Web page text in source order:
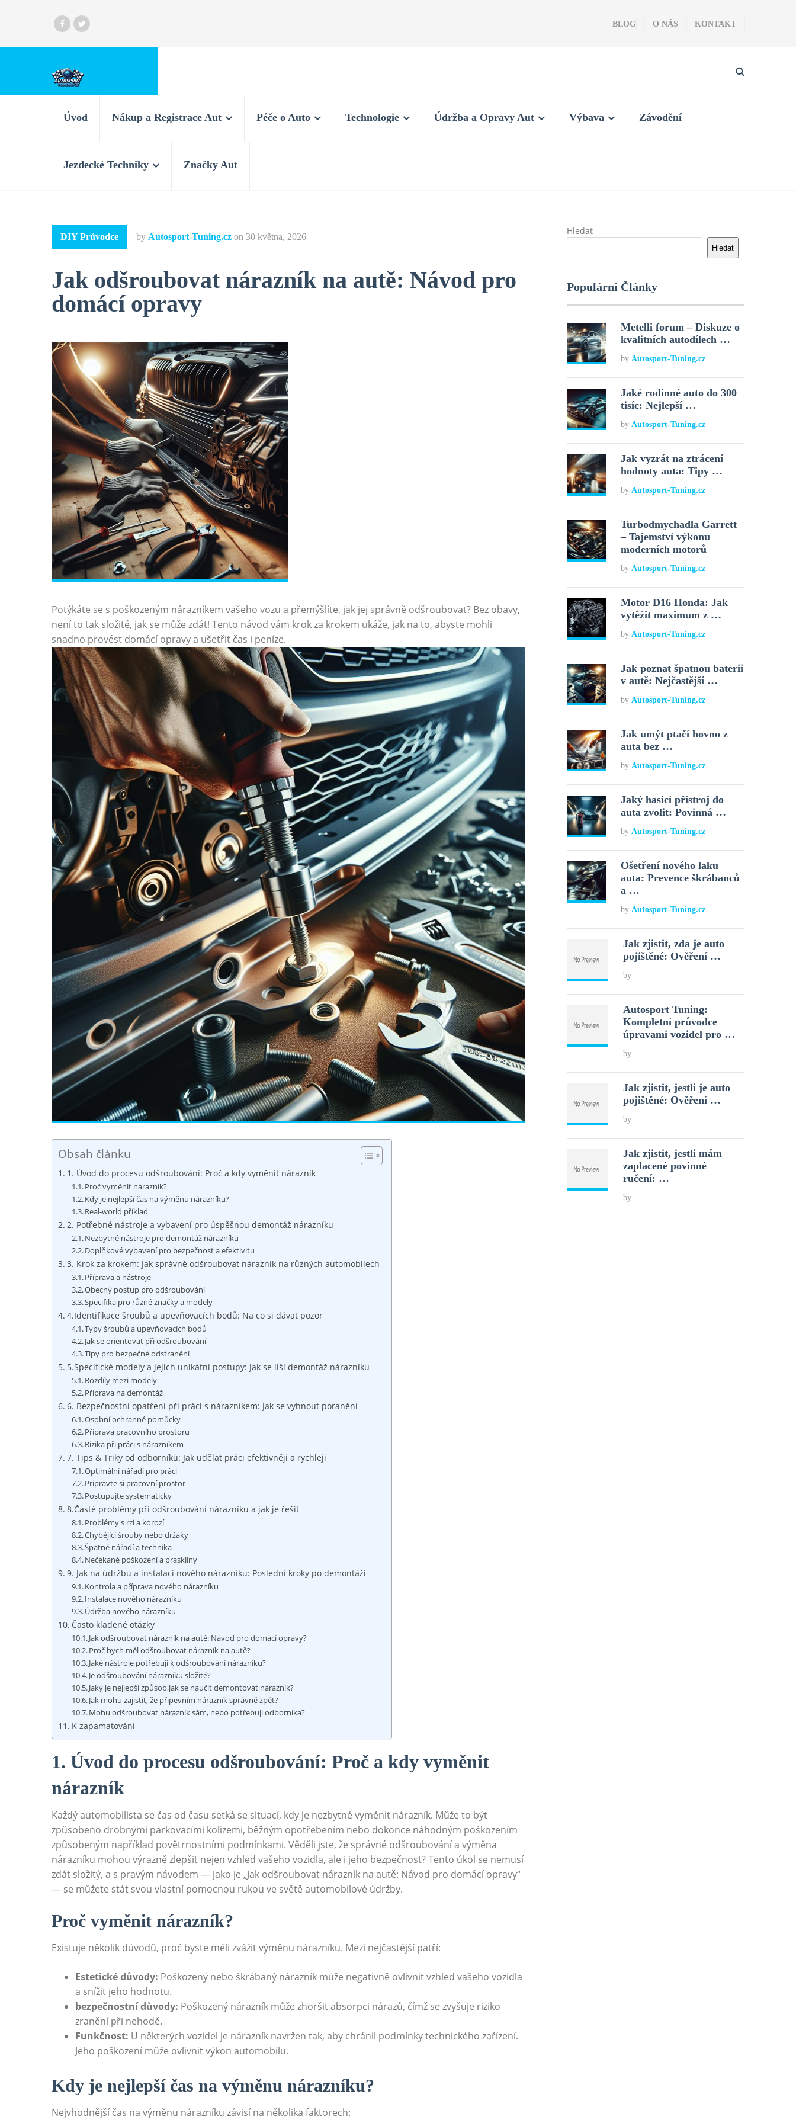
BLOG O NÁS KONTAKT
Úvod Nákup a Registrace Aut Péče o Auto Technologie Údržba a Opravy Aut Výbava Závodění
Jezdecké Techniky Značky Aut
DIY Průvodce by Autosport-Tuning.cz on 30 května, 2026
Jak odšroubovat nárazník na autě: Návod pro
domácí opravy
Potýkáte se s poškozeným nárazníkem vašeho vozu⁢ a přemýšlíte,‌ jak‍ jej⁢ správně odšroubovat? Bez‌ obavy,
není to tak složité,​ jak ⁣se může zdát! Tento návod⁤ vám krok za krokem ukáže, ⁤jak na​ to,⁤ abyste mohli
‌snadno provést ⁤domácí ‌opravy ⁣a ušetřit čas i‍ peníze.
Obsah článku
1. ​Úvod do procesu odšroubování: Proč a kdy vyměnit nárazník
Proč vyměnit nárazník?
Kdy je nejlepší⁢ čas na výměnu nárazníku?
Real-world příklad
2. Potřebné ‌nástroje a vybavení pro úspěšnou demontáž ⁢nárazníku
Nezbytné ⁤nástroje pro demontáž nárazníku
Doplňkové vybavení pro bezpečnost‍ a efektivitu
3. Krok za krokem: Jak správně ⁣odšroubovat nárazník na⁤ různých automobilech
Příprava a nástroje
Obecný postup pro odšroubování
Specifika pro‌ různé značky a modely
4.Identifikace​ šroubů a upevňovacích bodů: Na co⁢ si dávat pozor
Typy šroubů a ‌upevňovacích bodů
Jak se⁤ orientovat‍ při ⁣odšroubování
Tipy pro bezpečné odstranění
5.Specifické modely a jejich unikátní postupy: Jak se liší⁤ demontáž‌ nárazníku
Rozdíly mezi modely
Příprava‍ na demontáž
6. Bezpečnostní opatření ​při práci s nárazníkem:⁢ Jak se vyhnout poranění
Osobní ochranné pomůcky
Příprava pracovního ‍prostoru
Rizika při práci‍ s ⁣nárazníkem
7. Tips & Triky od odborníků: Jak udělat práci ‌efektivněji a rychleji
Optimální nářadí pro⁢ práci
Pripravte si⁢ pracovní prostor
Postupujte systematicky
8.Časté problémy ⁢při odšroubování nárazníku‍ a ‍jak​ je řešit
Problémy s rzi a korozí
Chybějící šrouby nebo‌ držáky
Špatné nářadí ⁢a technika
Nečekané poškození a praskliny
9. Jak na údržbu a instalaci nového nárazníku: Poslední kroky po demontáži
Kontrola a příprava nového nárazníku
Instalace nového nárazníku
Údržba nového nárazníku
Často kladené ⁣otázky
Jak odšroubovat nárazník na autě: Návod pro domácí opravy?
Proč bych měl odšroubovat‌ nárazník‍ na autě?
Jaké nástroje potřebuji k odšroubování nárazníku?
Je odšroubování nárazníku složité?
Jaký je nejlepší způsob,jak se naučit demontovat nárazník?
Jak mohu​ zajistit, že připevním nárazník správně zpět?
Mohu odšroubovat nárazník sám,‍ nebo potřebuji odborníka?
K zapamatování
1. ​Úvod do procesu odšroubování: Proč a kdy vyměnit
nárazník
Každý automobilista​ se čas od času setká ⁤se situací, kdy je nezbytné vyměnit nárazník. Může to být
způsobeno​ drobnými parkovacími⁢ kolizemi, běžným opotřebením nebo dokonce náhodným poškozením
způsobeným ‌například povětrnostními‌ podmínkami. Věděli ‍jste, že správné odšroubování a výměna
nárazníku​ mohou výrazně zlepšit⁢ nejen vzhled‍ vašeho vozidla, ale i jeho bezpečnost? ⁣Tento úkol se nemusí
zdát složitý, a s pravým návodem — ​jako je „Jak odšroubovat nárazník ‌na autě: Návod pro domácí ⁣opravy“
— se můžete stát svou vlastní pomocnou rukou ve světě automobilové ⁢údržby.
Proč vyměnit nárazník?
Existuje několik⁢ důvodů, proč byste​ měli zvážit výměnu nárazníku. Mezi nejčastější patří:
Estetické důvody: Poškozený‍ nebo škrábaný nárazník může⁢ negativně ovlivnit vzhled vašeho vozidla
a snížit​ jeho hodnotu.
bezpečnostní důvody: Poškozený nárazník může zhoršit⁢ absorpci nárazů, čímž se zvyšuje riziko
zranění při ⁤nehodě.
Funkčnost: U některých vozidel je nárazník ‍navržen tak, aby ⁢chránil podmínky technického ‍zařízení. ​
Jeho poškození může ovlivnit výkon ⁤automobilu.
Kdy je nejlepší⁢ čas na výměnu nárazníku?
Nejvhodnější čas na výměnu ​nárazníku závisí na několika⁣ faktorech:
Hledat
Hledat
Populární Články
Metelli forum – Diskuze o
kvalitních autodílech …
byAutosport-Tuning.cz
Jaké rodinné auto do 300
tisíc: Nejlepší …
byAutosport-Tuning.cz
Jak vyzrát na ztrácení
hodnoty auta: Tipy …
byAutosport-Tuning.cz
Turbodmychadla Garrett
– Tajemství výkonu
moderních motorů
byAutosport-Tuning.cz
Motor D16 Honda: Jak
vytěžit maximum z …
byAutosport-Tuning.cz
Jak poznat špatnou baterii
v autě: Nejčastější …
byAutosport-Tuning.cz
Jak umýt ptačí hovno z
auta bez …
byAutosport-Tuning.cz
Jaký hasicí přístroj do
auta zvolit: Povinná …
byAutosport-Tuning.cz
Ošetření nového laku
auta: Prevence škrábanců
a …
byAutosport-Tuning.cz
Jak zjistit, zda je auto
pojištěné: Ověření …
by
Autosport Tuning:
Kompletní průvodce
úpravami vozidel pro …
by
Jak zjistit, jestli je auto
pojištěné: Ověření …
by
Jak zjistit, jestli mám
zaplacené povinné
ručení: …
by